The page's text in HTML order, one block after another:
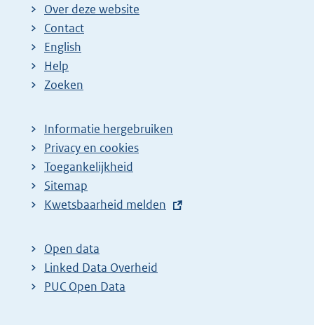
Over deze website
Contact
English
Help
Zoeken
Informatie hergebruiken
Privacy en cookies
Toegankelijkheid
Sitemap
E
t
e
r
Kwetsbaarheid melden
Open data
Linked Data Overheid
PUC Open Data